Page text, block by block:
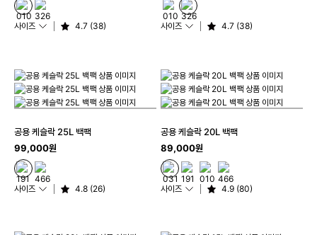
사이즈 4.7 (38) 사이즈 4.7 (38)
공용 케슬락 25L 백팩
99,000원
사이즈 4.8 (26)
공용 케슬락 20L 백팩
89,000원
사이즈 4.9 (80)